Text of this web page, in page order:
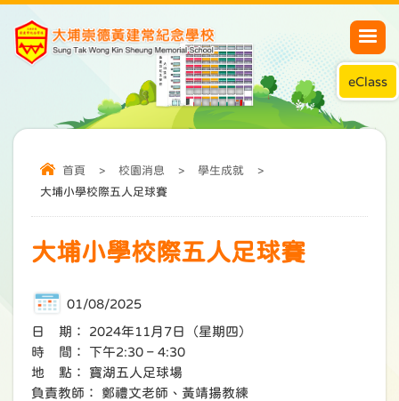
eClass
首頁 > 校園消息 > 學生成就
>
大埔小學校際五人足球賽
大埔小學校際五人足球賽
01/08/2025
日 期： 2024年11月7日（星期四）
時 間： 下午2:30 – 4:30
地 點： 寶湖五人足球場
負責教師： 鄭禮文老師、黃靖揚教練